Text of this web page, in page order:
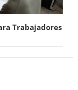
Trabajadores